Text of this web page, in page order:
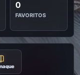
0
FAVORITOS